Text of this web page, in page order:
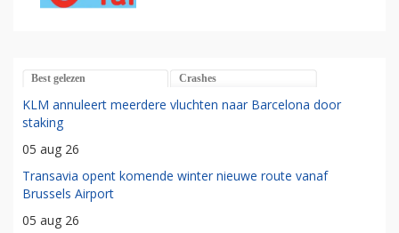
Best gelezen Crashes
KLM annuleert meerdere vluchten naar Barcelona door
staking
05 aug 26
Transavia opent komende winter nieuwe route vanaf
Brussels Airport
05 aug 26